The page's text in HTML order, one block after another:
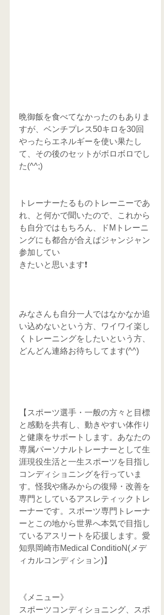
晩御飯を食べてなかったのもありま
すが、ベンチプレス50キロを30回
やったらエネルギーを使い果たし
て、その後のセットがボロボロでし
た(^^;)
トレーナーたるものトレーニーであ
れ、と何かで聞いたので、これから
も自分ではもちろん、ドMトレーニ
ングにも都合が合えばジャンジャン
参加してい
きたいと思います❗️
みなさんも自分一人ではなかなか追
い込めないという方、ワイワイ楽し
くトレーニングをしたいという方、
どんどん連絡お待ちしてます(^^)
【スポーツ選手・一般の方々と目標
と感動を共有し、動きやすい体作り
と健康をサポートします。あなたの
専属パーソナルトレーナーとして生
涯現役生活と一生スポーツを目指し
コンディショニングを行っていま
す。怪我や痛みからの復帰・改善を
専門としているアスレティックトレ
ーナーです。スポーツ専門トレーナ
ーとこの地から世界へ本気で目指し
ているアスリートを応援します。愛
知県岡崎市Medical ConditioN(メデ
ィカルコンディション)】
《メニュー》
スポーツコンディショニング、スポ